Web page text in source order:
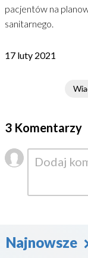
pacjentów na
sanitarnego.
17 luty 2021
3 Komentarzy
Najnowsze